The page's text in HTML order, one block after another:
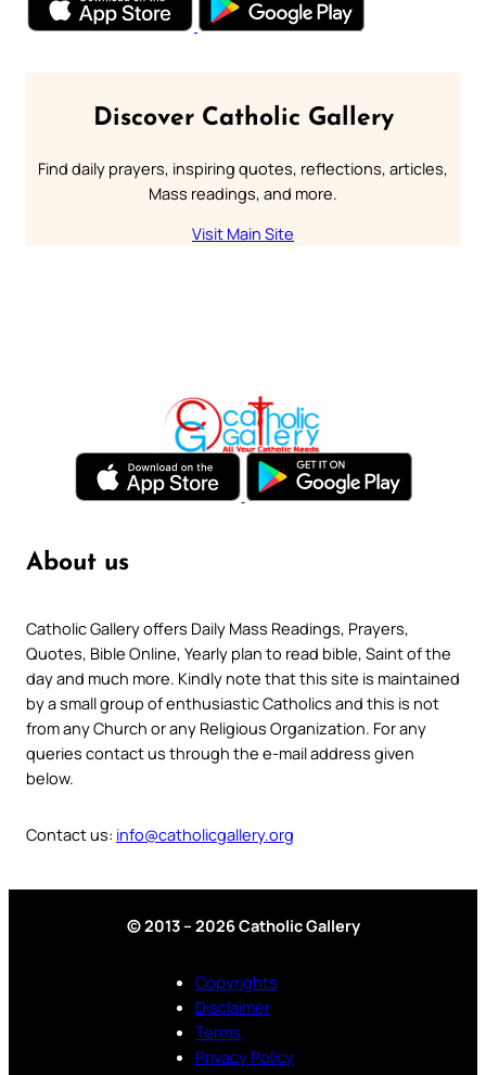
Discover Catholic Gallery
Find daily prayers, inspiring quotes, reflections, articles,
Mass readings, and more.
Visit Main Site
About us
Catholic Gallery offers Daily Mass Readings, Prayers,
Quotes, Bible Online, Yearly plan to read bible, Saint of the
day and much more. Kindly note that this site is maintained
by a small group of enthusiastic Catholics and this is not
from any Church or any Religious Organization. For any
queries contact us through the e-mail address given
below.
Contact us: info@catholicgallery.org
© 2013 – 2026 Catholic Gallery
Copyrights
Disclaimer
Terms
Privacy Policy